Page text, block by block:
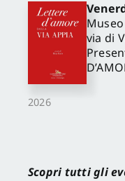
2026
via di
Scopri tutti gli